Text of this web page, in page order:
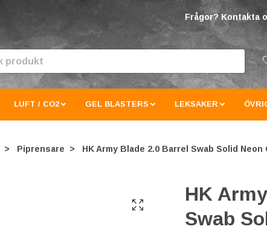
Frågor? Kontakta
LUFT / CO2 GEL BLASTERS LEKSAKER
Piprensare HK Army Blade 2.0 Barrel Swab Solid Neon
HK
Swab